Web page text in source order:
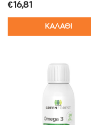
€16,81
ΚΑΛΑΘΙ